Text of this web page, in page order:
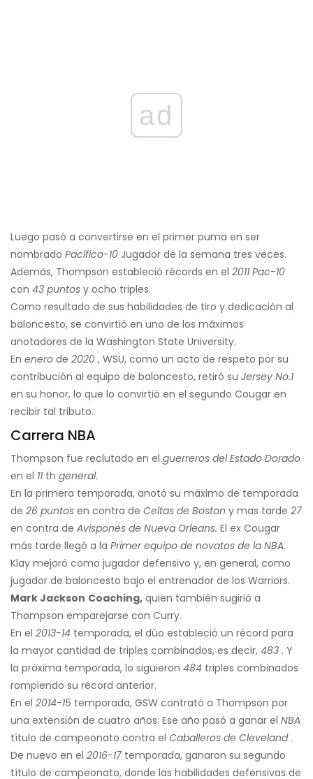
ad
Luego pasó a convertirse en el primer puma en ser
nombrado Pacífico-10 Jugador de la semana tres veces.
Además, Thompson estableció récords en el 2011 Pac-10
con 43 puntos y ocho triples.
Como resultado de sus habilidades de tiro y dedicación al
baloncesto, se convirtió en uno de los máximos
anotadores de la Washington State University.
En enero de 2020 , WSU, como un acto de respeto por su
contribución al equipo de baloncesto, retiró su Jersey No.1
en su honor, lo que lo convirtió en el segundo Cougar en
recibir tal tributo.
Carrera NBA
Thompson fue reclutado en el guerreros del Estado Dorado
en el 11 th general.
En la primera temporada, anotó su máximo de temporada
de 26 puntos en contra de Celtas de Boston y mas tarde 27
en contra de Avispones de Nueva Orleans. El ex Cougar
más tarde llegó a la Primer equipo de novatos de la NBA.
Klay mejoró como jugador defensivo y, en general, como
jugador de baloncesto bajo el entrenador de los Warriors.
Mark Jackson Coaching, quien también sugirió a
Thompson emparejarse con Curry.
En el 2013-14 temporada, el dúo estableció un récord para
la mayor cantidad de triples combinados, es decir, 483 . Y
la próxima temporada, lo siguieron 484 triples combinados
rompiendo su récord anterior.
En el 2014-15 temporada, GSW contrató a Thompson por
una extensión de cuatro años. Ese año pasó a ganar el NBA
título de campeonato contra el Caballeros de Cleveland.
De nuevo en el 2016-17 temporada, ganaron su segundo
título de campeonato, donde las habilidades defensivas de